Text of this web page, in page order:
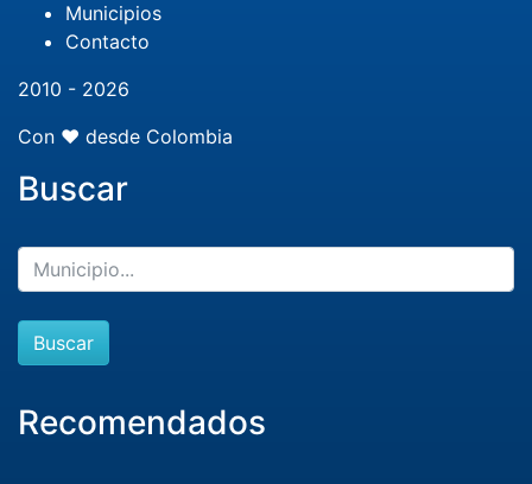
Municipios
Contacto
2010 - 2026
Con ❤️ desde Colombia
Buscar
Buscar
Recomendados